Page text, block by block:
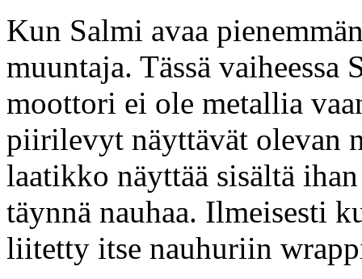
Kun Salmi avaa
muuntaja. Tässä vaiheessa
moottori ei ole metallia
piirilevyt näyttävät olevan
laatikko näyttää sisältä
täynnä nauhaa. Ilmeisesti
liitetty itse nauhuriin